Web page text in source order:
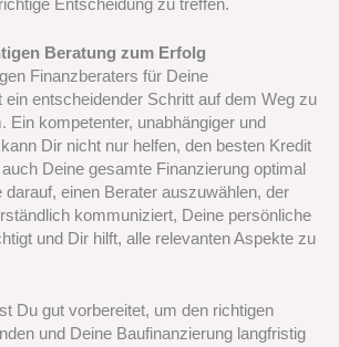
Entscheidung zu treffen.
Beratung zum Erfolg
Finanzberaters für Deine
ein entscheidender Schritt auf dem Weg zu
Ein kompetenter, unabhängiger und
Dir nicht nur helfen, den besten Kredit
Deine gesamte Finanzierung optimal
darauf, einen Berater auszuwählen, der
kommuniziert, Deine persönliche
und Dir hilft, alle relevanten Aspekte zu
Du gut vorbereitet, um den richtigen
und Deine Baufinanzierung langfristig